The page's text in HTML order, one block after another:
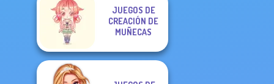
JUEGOS DE
CREACIÓN DE
MUÑECAS